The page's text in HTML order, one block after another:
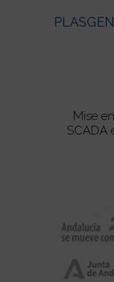
Mise
SCADA